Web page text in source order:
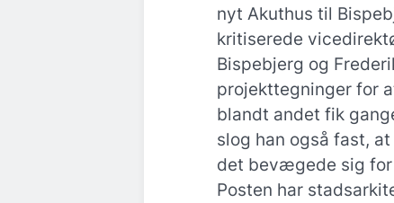
nyt Akuthus til
kritiserede
Bispebjerg og
projekttegninger for
blandt andet fik
slog han også fast,
det bevægede sig
Posten har